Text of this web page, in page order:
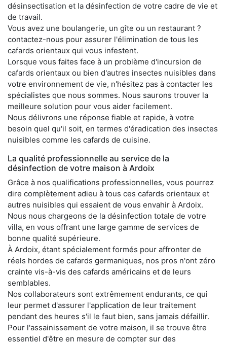
désinsectisation et la désinfection de votre cadre de vie et
de travail.
Vous avez une boulangerie, un gîte ou un restaurant ?
contactez-nous pour assurer l'élimination de tous les
cafards orientaux qui vous infestent.
Lorsque vous faites face à un problème d'incursion de
cafards orientaux ou bien d'autres insectes nuisibles dans
votre environnement de vie, n'hésitez pas à contacter les
spécialistes que nous sommes. Nous saurons trouver la
meilleure solution pour vous aider facilement.
Nous délivrons une réponse fiable et rapide, à votre
besoin quel qu'il soit, en termes d'éradication des insectes
nuisibles comme les cafards de cuisine.
La qualité professionnelle au service de la
désinfection de votre maison à Ardoix
Grâce à nos qualifications professionnelles, vous pourrez
dire complètement adieu à tous ces cafards orientaux et
autres nuisibles qui essaient de vous envahir à Ardoix.
Nous nous chargeons de la désinfection totale de votre
villa, en vous offrant une large gamme de services de
bonne qualité supérieure.
À Ardoix, étant spécialement formés pour affronter de
réels hordes de cafards germaniques, nos pros n'ont zéro
crainte vis-à-vis des cafards américains et de leurs
semblables.
Nos collaborateurs sont extrêmement endurants, ce qui
leur permet d'assurer l'application de leur traitement
pendant des heures s'il le faut bien, sans jamais défaillir.
Pour l'assainissement de votre maison, il se trouve être
essentiel d'être en mesure de compter sur des